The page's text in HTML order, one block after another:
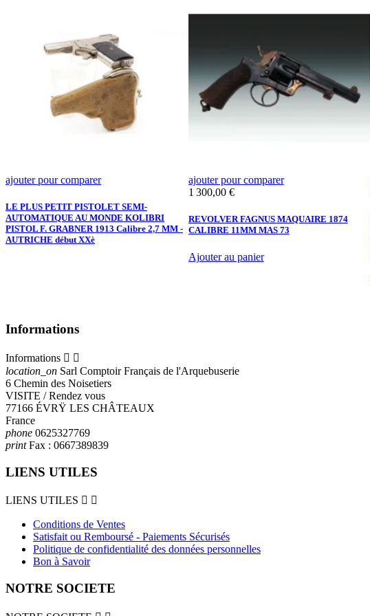
ajouter pour comparer
LE PLUS PETIT PISTOLET SEMI-
AUTOMATIQUE AU MONDE KOLIBRI
PISTOL F. GRABNER 1913 Calibre 2,7 MM -
AUTRICHE début XXè
ajouter pour comparer
Prix
1 300,00 €
REVOLVER FAGNUS MAQUAIRE 1874
CALIBRE 11MM MAS 73
Ajouter au panier
Informations
Informations  
location_on Sarl Comptoir Français de l'Arquebuserie
6 Chemin des Noisetiers
VISITE / Rendez vous
77166 ÉVRŸ LES CHÂTEAUX
France
phone 0625327769
printFax : 0667389839
LIENS UTILES
LIENS UTILES  
Conditions de Ventes
Satisfait ou Remboursé - Paiements Sécurisés
Politique de confidentialité des données personnelles
Bon à Savoir
NOTRE SOCIETE